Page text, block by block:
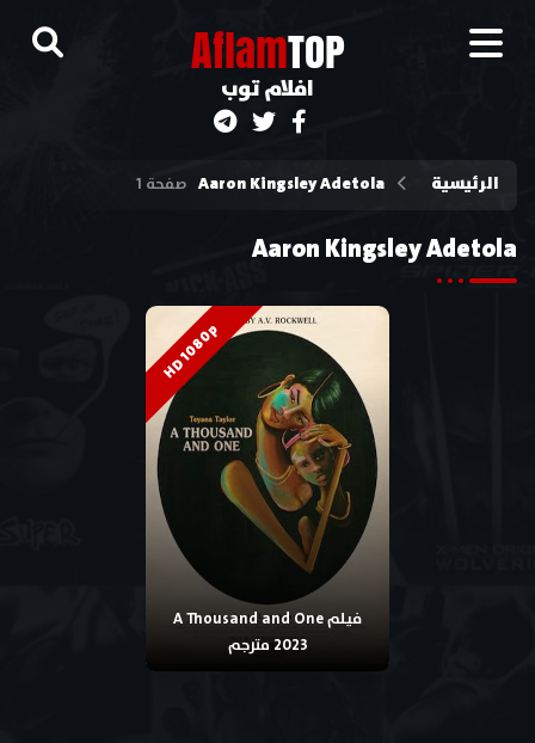
AflamTOP
افلام توب
الرئيسية Aaron Kingsley Adetola صفحة 1
Aaron Kingsley Adetola
HD 1080p
فيلم A Thousand and One
2023 مترجم